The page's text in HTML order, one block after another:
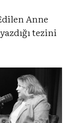
Anne
tezini